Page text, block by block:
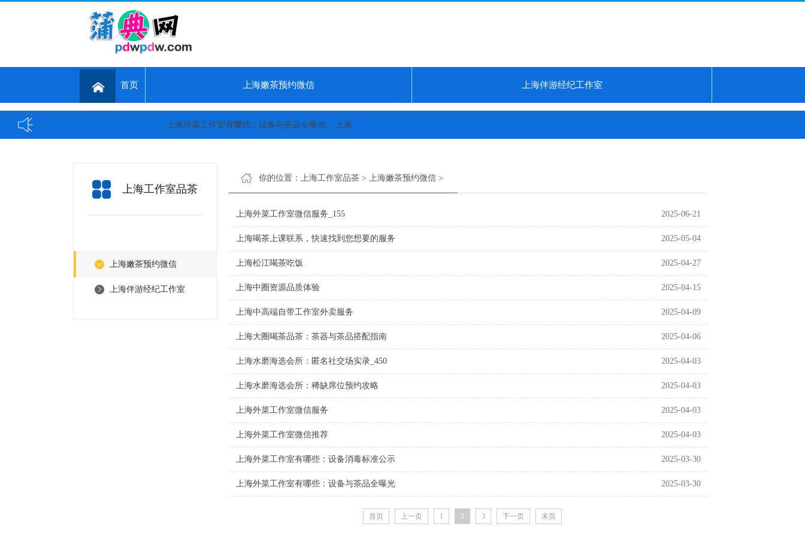
首页 上海嫩茶预约微信 上海伴游经纪工作室
上海外菜工作室有哪些：设备与茶品全曝光... 上海中圈资源品质体验...
上海工作室品茶
上海嫩茶预约微信
上海伴游经纪工作室
你的位置： 上海工作室品茶 > 上海嫩茶预约微信 >
上海外菜工作室微信服务_155 2025-06-21
上海喝茶上课联系，快速找到您想要的服务 2025-05-04
上海松江喝茶吃饭 2025-04-27
上海中圈资源品质体验 2025-04-15
上海中高端自带工作室外卖服务 2025-04-09
上海大圈喝茶品茶：茶器与茶品搭配指南 2025-04-06
上海水磨海选会所：匿名社交场实录_450 2025-04-03
上海水磨海选会所：稀缺席位预约攻略 2025-04-03
上海外菜工作室微信服务 2025-04-03
上海外菜工作室微信推荐 2025-04-03
上海外菜工作室有哪些：设备消毒标准公示 2025-03-30
上海外菜工作室有哪些：设备与茶品全曝光 2025-03-30
首页 上一页 1 2 3 下一页 末页